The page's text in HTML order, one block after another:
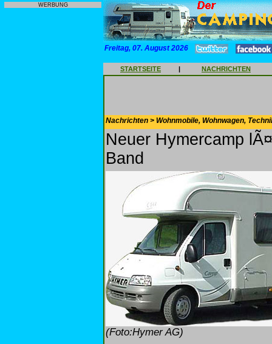
WERBUNG
Freitag, 07. August 2026
STARTSEITE | NACHRICHTEN
Nachrichten > Wohnmobile, Wohnwagen,
Neuer Hymercamp
Band
(Foto:Hymer AG)